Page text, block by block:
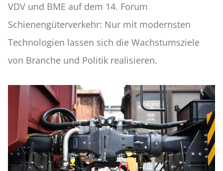
VDV und BME auf dem 14. Forum
Schienengüterverkehr: Nur mit modernsten
Technologien lassen sich die Wachstumsziele
von Branche und Politik realisieren.